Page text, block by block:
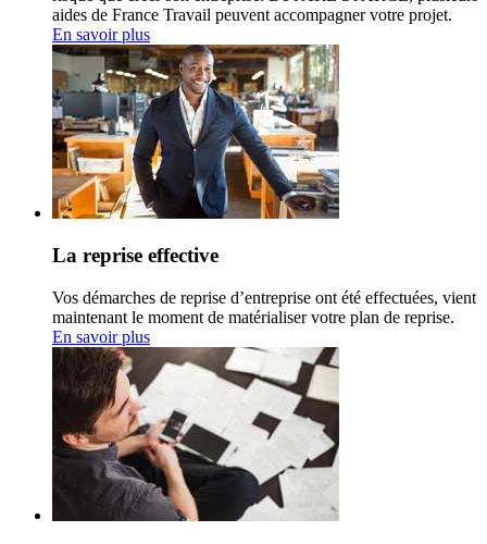
aides de France Travail peuvent accompagner votre projet.
En savoir plus
La reprise effective
Vos démarches de reprise d’entreprise ont été effectuées, vient
maintenant le moment de matérialiser votre plan de reprise.
En savoir plus